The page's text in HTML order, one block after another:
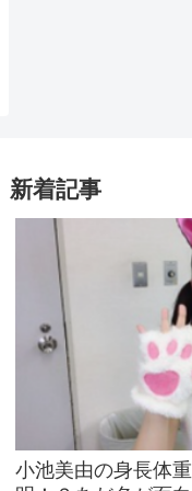
新着記事
小池美由の身長体